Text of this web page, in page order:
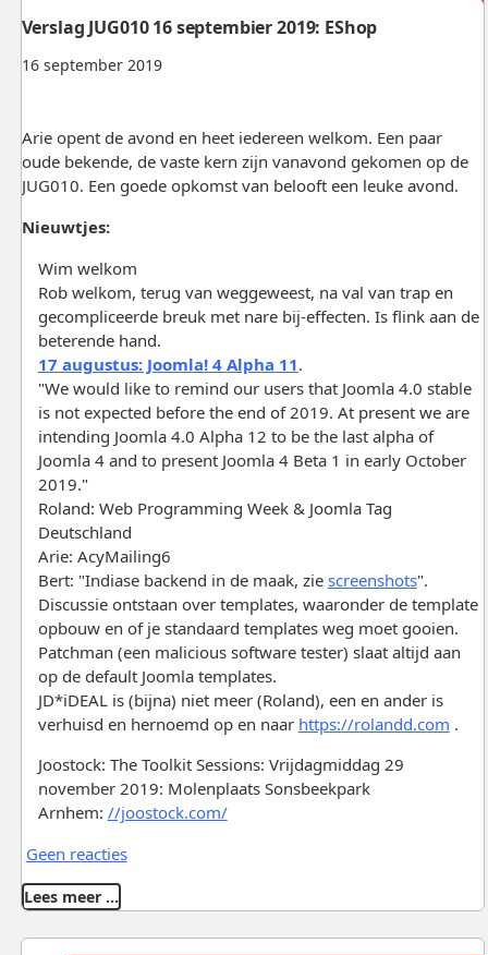
16 september 2019
Verslag JUG010 16 septembier 2019: EShop
Arie opent de avond en heet iedereen welkom. Een paar
oude bekende, de vaste kern zijn vanavond gekomen op de
JUG010. Een goede opkomst van belooft een leuke avond.
Nieuwtjes:
Wim welkom
Rob welkom, terug van weggeweest, na val van trap en
gecompliceerde breuk met nare bij-effecten. Is flink aan de
beterende hand.
17 augustus: Joomla! 4 Alpha 11.
"We would like to remind our users that Joomla 4.0 stable
is not expected before the end of 2019. At present we are
intending Joomla 4.0 Alpha 12 to be the last alpha of
Joomla 4 and to present Joomla 4 Beta 1 in early October
2019."
Roland: Web Programming Week & Joomla Tag
Deutschland
Arie: AcyMailing6
Bert: "Indiase backend in de maak, zie screenshots".
Discussie ontstaan over templates, waaronder de template
opbouw en of je standaard templates weg moet gooien.
Patchman (een malicious software tester) slaat altijd aan
op de default Joomla templates.
JD*iDEAL is (bijna) niet meer (Roland), een en ander is
verhuisd en hernoemd op en naar https://rolandd.com .
Joostock: The Toolkit Sessions: Vrijdagmiddag 29
november 2019: Molenplaats Sonsbeekpark
Arnhem: //joostock.com/
Geen reacties
Lees meer …